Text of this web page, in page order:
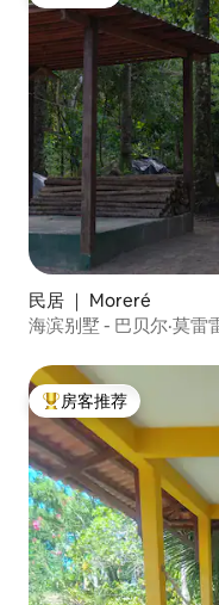
民居 ｜ Moreré
海滨别墅 - 巴贝尔·莫
热门「房客推荐」
房客推荐